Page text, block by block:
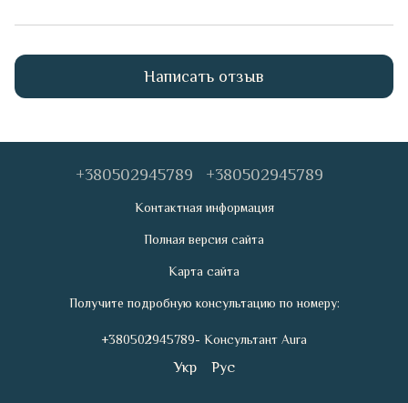
Написать отзыв
+380502945789 +380502945789
Контактная информация
Полная версия сайта
Карта сайта
Получите подробную консультацию по номеру:
+380502945789- Консультант Aura
Укр Рус